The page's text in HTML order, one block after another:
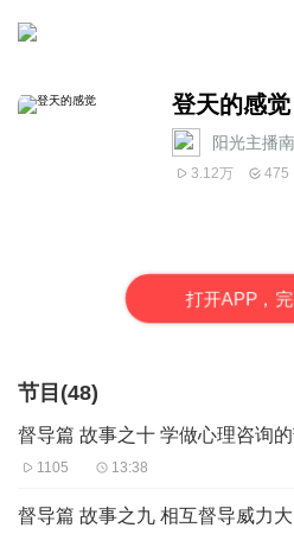
登天的感觉
阳光主播
3.12万 475
打开APP，
节目(48)
督导篇 故事之十 学做心理咨询的
1105 13:38
督导篇 故事之九 相互督导威力大